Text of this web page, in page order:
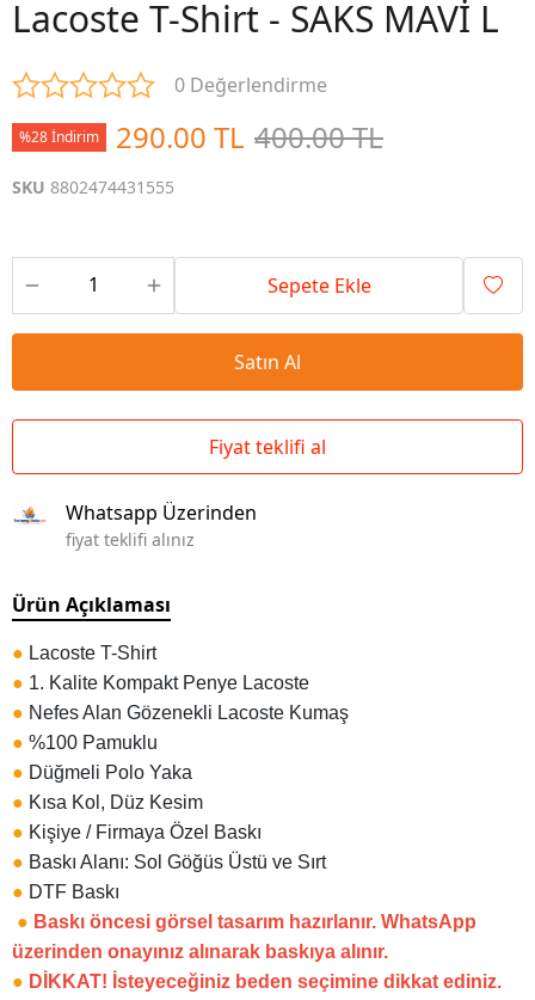
Lacoste T-Shirt - SAKS MAVİ L
0 Değerlendirme
%28 İndirim 290.00 TL 400.00 TL
SKU 8802474431555
Sepete Ekle
Satın Al
Fiyat teklifi al
Whatsapp Üzerinden
fiyat teklifi alınız
Ürün Açıklaması
● Lacoste T-Shirt
● 1. Kalite Kompakt Penye Lacoste
● Nefes Alan Gözenekli Lacoste Kumaş
● %100 Pamuklu
● Düğmeli Polo Yaka
● Kısa Kol, Düz Kesim
● Kişiye / Firmaya Özel Baskı
● Baskı Alanı: Sol Göğüs Üstü ve Sırt
● DTF Baskı
● Baskı öncesi görsel tasarım hazırlanır. WhatsApp
üzerinden onayınız alınarak baskıya alınır.
● DİKKAT! İsteyeceğiniz beden seçimine dikkat ediniz.